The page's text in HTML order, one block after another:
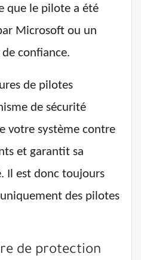
que le pilote a été
Microsoft ou un
confiance.
de pilotes
de sécurité
votre système contre
et garantit sa
Il est donc toujours
des pilotes
de protection